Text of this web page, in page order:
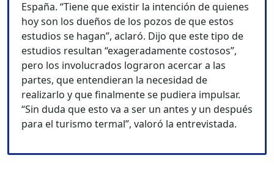
España. “Tiene que existir la intención de quienes
hoy son los dueños de los pozos de que estos
estudios se hagan”, aclaró. Dijo que este tipo de
estudios resultan “exageradamente costosos”,
pero los involucrados lograron acercar a las
partes, que entendieran la necesidad de
realizarlo y que finalmente se pudiera impulsar.
“Sin duda que esto va a ser un antes y un después
para el turismo termal”, valoró la entrevistada.